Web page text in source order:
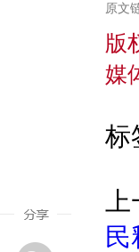
原文
版
媒
标